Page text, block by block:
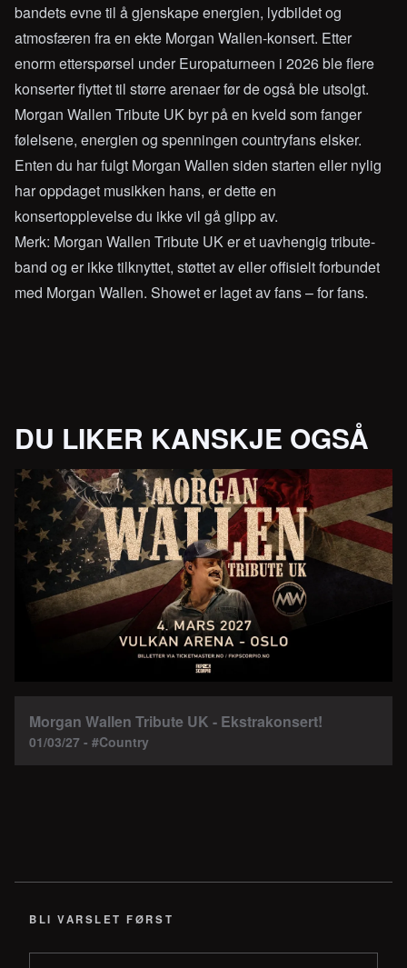
bandets evne til å gjenskape energien, lydbildet og
atmosfæren fra en ekte Morgan Wallen-konsert. Etter
enorm etterspørsel under Europaturneen i 2026 ble flere
konserter flyttet til større arenaer før de også ble utsolgt.
Morgan Wallen Tribute UK byr på en kveld som fanger
følelsene, energien og spenningen countryfans elsker.
Enten du har fulgt Morgan Wallen siden starten eller nylig
har oppdaget musikken hans, er dette en
konsertopplevelse du ikke vil gå glipp av.
Merk: Morgan Wallen Tribute UK er et uavhengig tribute-
band og er ikke tilknyttet, støttet av eller offisielt forbundet
med Morgan Wallen. Showet er laget av fans – for fans.
DU LIKER KANSKJE OGSÅ
Morgan Wallen Tribute UK - Ekstrakonsert!
01/03/27 - #Country
BLI VARSLET FØRST
E-post